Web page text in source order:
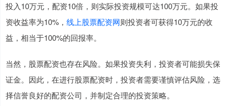
投入10万元，配资10倍，则实际投资规模可达100万元。如果投
资收益率为10%， 线上股票配资网则投资者可获得10万元的收
益，相当于100%的回报率。
当然，股票配资也存在风险。如果投资失利，投资者可能损失保
证金。因此，在进行股票配资时，投资者需要谨慎评估风险，选
择信誉良好的配资公司，并制定合理的投资策略。